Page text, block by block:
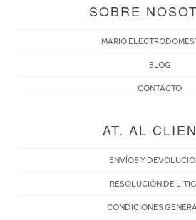
SOBRE
MARIO
BLOG
CONTACTO
AT. AL
ENVÍOS Y
RESOLUCIÓN DE
CONDICIONES